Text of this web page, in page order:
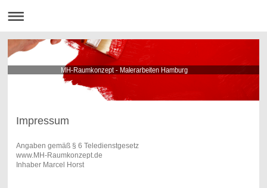
MH-Raumkonzept - Malerarbeiten Hamburg
Impressum
Angaben gemäß § 6 Teledienstgesetz
www.MH-Raumkonzept.de
Inhaber Marcel Horst